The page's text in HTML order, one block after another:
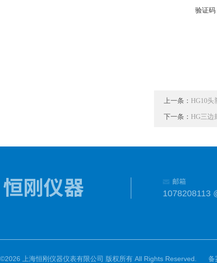
验证码
上一条： HG10头
下一条： HG三边
邮箱
1078208113
©2026 上海恒刚仪器仪表有限公司 版权所有 All Rights Reserved.
备